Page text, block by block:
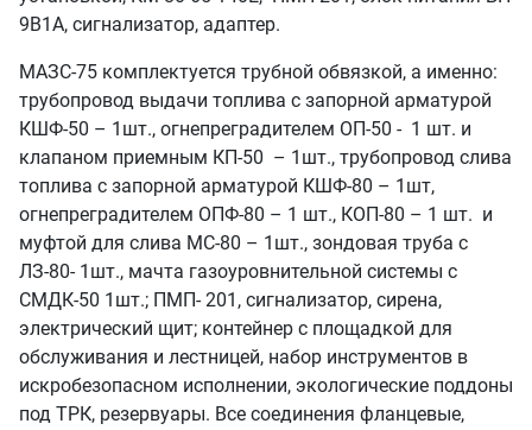
9В1А, сигнализатор, адаптер.
МАЗС-75 комплектуется трубной обвязкой, а именно:
трубопровод выдачи топлива с запорной арматурой
КШФ-50 – 1шт., огнепреградителем ОП-50 - 1 шт. и
клапаном приемным КП-50 – 1шт., трубопровод слива
топлива с запорной арматурой КШФ-80 – 1шт,
огнепреградителем ОПФ-80 – 1 шт., КОП-80 – 1 шт. и
муфтой для слива МС-80 – 1шт., зондовая труба с
ЛЗ-80- 1шт., мачта газоуровнительной системы с
СМДК-50 1шт.; ПМП- 201, сигнализатор, сирена,
электрический щит; контейнер с площадкой для
обслуживания и лестницей, набор инструментов в
искробезопасном исполнении, экологические поддоны
под ТРК, резервуары. Все соединения фланцевые,